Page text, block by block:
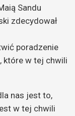
Sandu
zdecydował
poradzenie
które w tej chwili
nas jest to,
w tej chwili